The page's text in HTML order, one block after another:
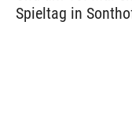
Spieltag in